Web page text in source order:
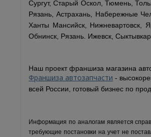
Сургут, Старый Оскол, Тюмень,
Рязань, Астрахань, Набережные
Ханты Мансийск, Нижневартовск,
Обнинск, Рязань. Ижевск,
Наш проект франшиза магазина
Франшиза автозапчасти -
всей России, готовый бизнес по
Информация по аналогам является
требующие постановки на учет не